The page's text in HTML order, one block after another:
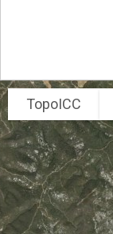
TopoICC